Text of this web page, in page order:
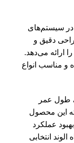
در سیستم‌های
دقیق و
ارائه می‌دهد.
8 تن تولید شده و مناسب انواع
طول عمر
این محصول
عملکرد
انتخابی